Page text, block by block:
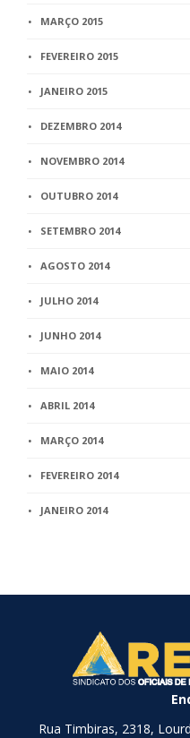
MARÇO 2015
FEVEREIRO 2015
JANEIRO 2015
DEZEMBRO 2014
NOVEMBRO 2014
OUTUBRO 2014
SETEMBRO 2014
AGOSTO 2014
JULHO 2014
JUNHO 2014
MAIO 2014
ABRIL 2014
MARÇO 2014
FEVEREIRO 2014
JANEIRO 2014
Rua Timbiras, 2318,